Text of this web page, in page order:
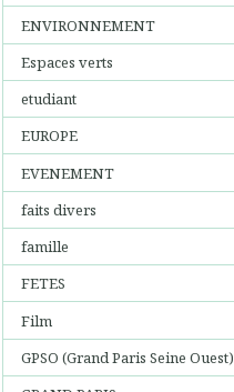
ENVIRONNEMENT
Espaces verts
etudiant
EUROPE
EVENEMENT
faits divers
famille
FETES
Film
GPSO (Grand Paris Seine Ouest)